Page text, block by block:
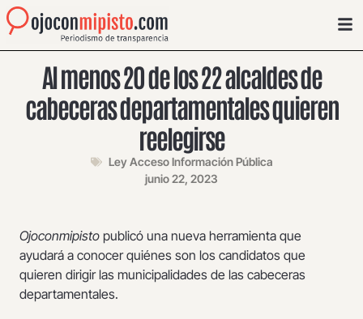
Al menos 20 de los 22 alcaldes de
cabeceras departamentales quieren
reelegirse
Ley Acceso Información Pública
junio 22, 2023
Ojoconmipisto publicó una nueva herramienta que
ayudará a conocer quiénes son los candidatos que
quieren dirigir las municipalidades de las cabeceras
departamentales.